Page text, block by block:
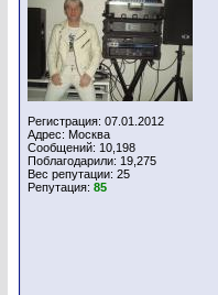
Регистрация: 07.01.2012
Адрес: Москва
Сообщений: 10,198
Поблагодарили: 19,275
Вес репутации: 25
Репутация: 85